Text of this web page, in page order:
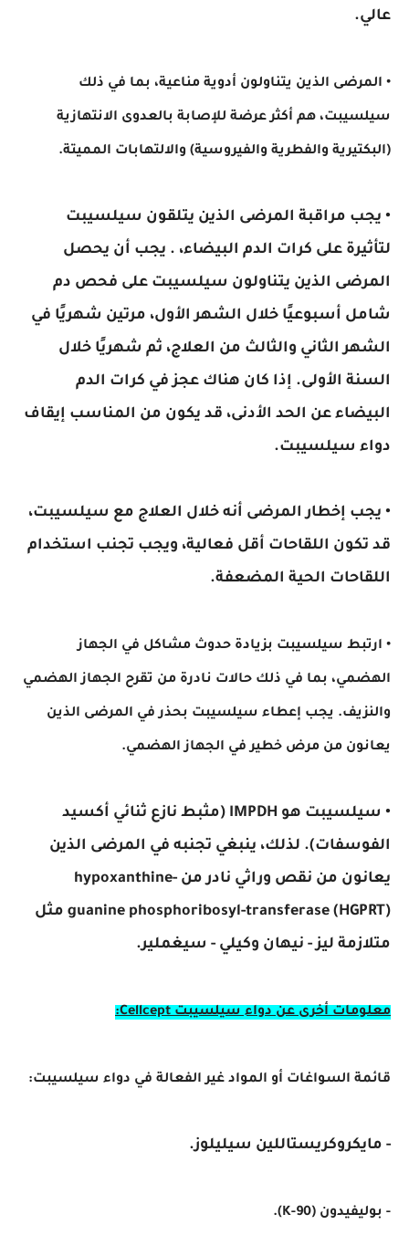
عالي.
• المرضى الذين يتناولون أدوية مناعية، بما في ذلك
سيلسيبت، هم أكثر عرضة للإصابة بالعدوى الانتهازية
(البكتيرية والفطرية والفيروسية) والالتهابات المميتة.
• يجب مراقبة المرضى الذين يتلقون سيلسيبت
لتأثيرة على كرات الدم البيضاء، . يجب أن يحصل
المرضى الذين يتناولون سيلسيبت على فحص دم
شامل أسبوعيًا خلال الشهر الأول، مرتين شهريًا في
الشهر الثاني والثالث من العلاج، ثم شهريًا خلال
السنة الأولى. إذا كان هناك عجز في كرات الدم
البيضاء عن الحد الأدنى، قد يكون من المناسب إيقاف
دواء سيلسيبت.
• يجب إخطار المرضى أنه خلال العلاج مع سيلسيبت،
قد تكون اللقاحات أقل فعالية، ويجب تجنب استخدام
اللقاحات الحية المضعفة.
• ارتبط سيلسيبت بزيادة حدوث مشاكل في الجهاز
الهضمي، بما في ذلك حالات نادرة من تقرح الجهاز الهضمي
والنزيف. يجب إعطاء سيلسيبت بحذر في المرضى الذين
يعانون من مرض خطير في الجهاز الهضمي.
• سيلسيبت هو IMPDH (مثبط نازع ثنائي أكسيد
الفوسفات). لذلك، ينبغي تجنبه في المرضى الذين
يعانون من نقص وراثي نادر من hypoxanthine-
guanine phosphoribosyl-transferase (HGPRT) مثل
متلازمة ليز - نيهان وكيلي - سيغملير.
معلومات أخرى عن دواء سيلسيبت Cellcept:
قائمة السواغات أو المواد غير الفعالة في دواء سيلسيبت:
- مايكروكريستاللين سيليلوز.
- بوليفيدون (K-90).